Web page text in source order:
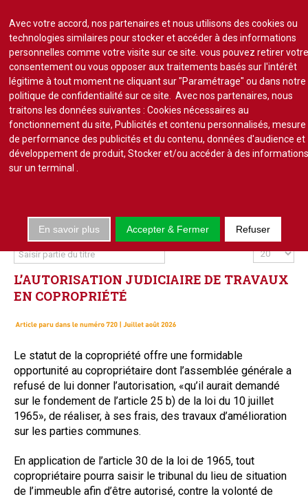
Lire un numéro
S'abonner
Se connecter
Actu.
Point de droit
Au Parlement
Pratique de la copro.
Questions/réponses
Copro. en difficulté
Formez-vous !
Parole d'experts*
Saisir
partie
du
titre
Affichage
#
L’AUTORISATION JUDICIAIRE DE TRAVAUX
EN COPROPRIÉTÉ
Le statut de la copropriété offre une formidable
opportunité au copropriétaire dont l’assemblée générale a
refusé de lui donner l’autorisation, «qu’il aurait demandé
sur le fondement de l’article 25 b) de la loi du 10 juillet
1965», de réaliser, à ses frais, des travaux d’amélioration
sur les parties communes.
En application de l’article 30 de la loi de 1965, tout
copropriétaire pourra saisir le tribunal du lieu de situation
de l’immeuble afin d’être autorisé, contre la volonté de
Avec votre accord, nos partenaires et nous utilisons des cookies ou
technologies similaires pour stocker et accéder à des informations
personnelles comme votre visite sur ce site. vous pouvez retirer
consentement ou vous opposer aux traitements basés sur l'intérêt
légitime à tout moment ne cliquant sur "Paramétrage" ou dans notre
politique de confidentialité sur ce site. Avec nos partenaires, nous
traitons les données suivantes : Cookies nécessaires au
fonctionnement du site, Publicités et contenu personnalisés, mesure
de performance des publicités et du contenu, données d'audience et
développement de produit, Stocker et/ou accéder à des
sur un terminal
En savoir plus Accepter & Fermer Refuser